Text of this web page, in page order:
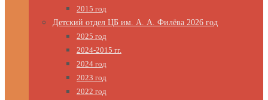
2015 год
Детский отдел ЦБ им. А. А. Филёва 2026 год
2025 год
2024-2015 гг.
2024 год
2023 год
2022 год